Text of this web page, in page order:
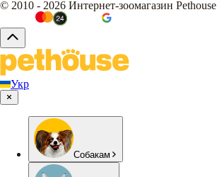
© 2010 - 2026 Интернет-зоомагазин Pethouse
Укр
Собакам